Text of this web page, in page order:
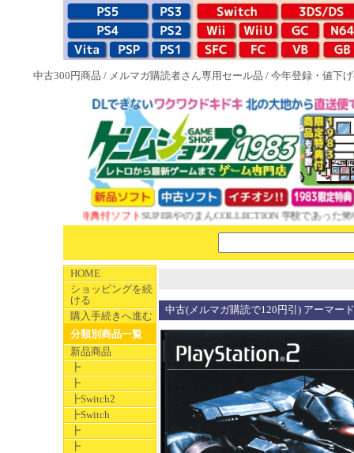
中古300円商品 / メルマガ購読者さん専用セール品 / 今年登録・値下
1983特典付ソフトSUPERやのまんCOLLECTION 学校であった怖い話
HOME
ショッピングを続
ける
購入手続きへ進む
分類別商品一覧
新品商品
┣
┣
┣Switch2
┣Switch
┣
┣
中古(メルマガ購読で120円引) アーマー